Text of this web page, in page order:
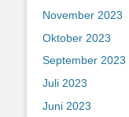
November 2023
Oktober 2023
September 2023
Juli 2023
Juni 2023